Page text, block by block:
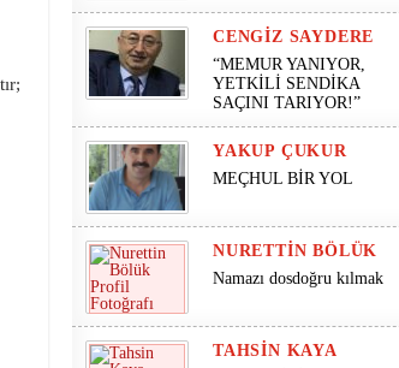
CENGIZ SAYDERE
“MEMUR YANIYOR,
YETKİLİ SENDİKA
SAÇINI TARIYOR!”
YAKUP ÇUKUR
MEÇHUL BİR YOL
NURETTIN BÖLÜK
Namazı dosdoğru kılmak
TAHSIN KAYA